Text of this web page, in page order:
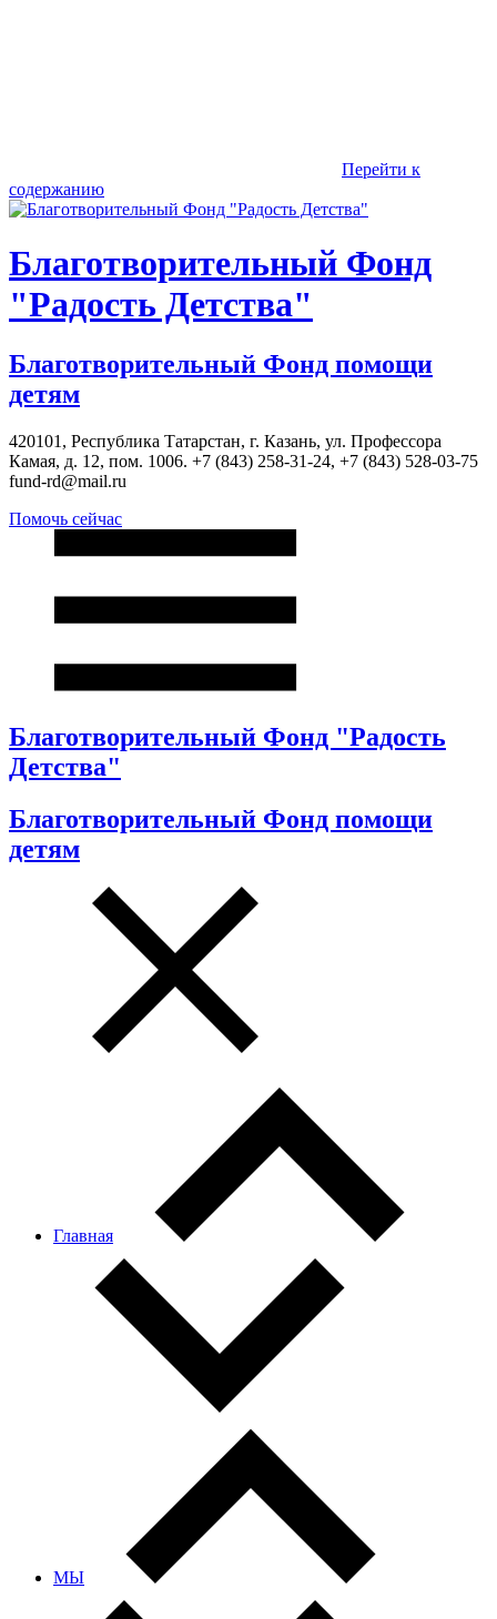
Перейти к
содержанию
Благотворительный Фонд
"Радость Детства"
Благотворительный Фонд помощи
детям
420101, Республика Татарстан, г. Казань, ул. Профессора
Камая, д. 12, пом. 1006. +7 (843) 258-31-24, +7 (843) 528-03-75
fund-rd@mail.ru
Помочь сейчас
Благотворительный Фонд "Радость
Детства"
Благотворительный Фонд помощи
детям
Главная
МЫ